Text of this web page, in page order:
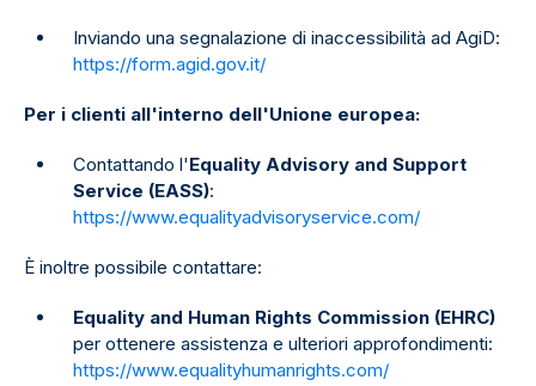
Inviando una segnalazione di inaccessibilità ad AgiD:
https://form.agid.gov.it/
Per i clienti all'interno dell'Unione europea:
Contattando l'Equality Advisory and Support
Service (EASS):
https://www.equalityadvisoryservice.com/
È inoltre possibile contattare:
Equality and Human Rights Commission (EHRC)
per ottenere assistenza e ulteriori approfondimenti:
https://www.equalityhumanrights.com/